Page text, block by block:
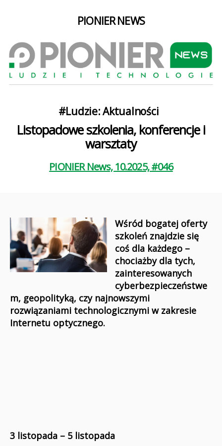
PIONIER NEWS
Kategorie
#Ludzie: Aktualności
Listopadowe szkolenia, konferencje i
warsztaty
PIONIER News, 10.2025, #046
Wśród bogatej oferty
szkoleń znajdzie się
coś dla każdego –
chociażby dla tych,
zainteresowanych
cyberbezpieczeństwe
m, geopolityką, czy najnowszymi
rozwiązaniami technologicznymi w zakresie
Internetu optycznego.
3 listopada – 5 listopada